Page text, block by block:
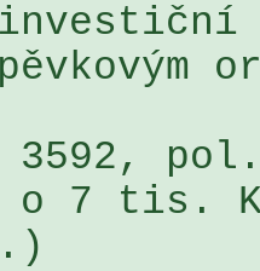
3592,
o 7 tis.